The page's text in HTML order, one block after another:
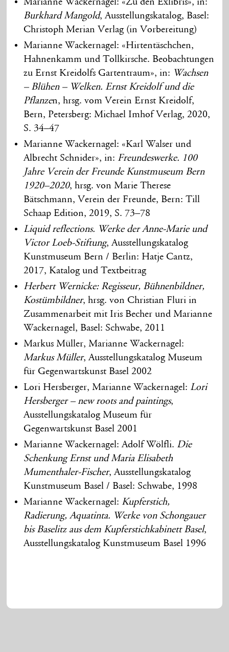
Burkhard Mangold, Ausstellungskatalog, Basel:
Christoph Merian Verlag (in Vorbereitung)
Marianne Wackernagel: «Hirtentäschchen,
Hahnenkamm und Tollkirsche. Beobachtungen
zu Ernst Kreidolfs Gartentraum», in: Wachsen
– Blühen – Welken. Ernst Kreidolf und die
Pflanzen, hrsg. vom Verein Ernst Kreidolf,
Bern, Petersberg: Michael Imhof Verlag, 2020,
S. 34–47
Marianne Wackernagel: «Karl Walser und
Albrecht Schnider», in: Freundeswerke. 100
Jahre Verein der Freunde Kunstmuseum Bern
1920–2020, hrsg. von Marie Therese
Bätschmann, Verein der Freunde, Bern: Till
Schaap Edition, 2019, S. 73–78
Liquid reflections. Werke der Anne-Marie und
Victor Loeb-Stiftung, Ausstellungskatalog
Kunstmuseum Bern / Berlin: Hatje Cantz,
2017, Katalog und Textbeitrag
Herbert Wernicke: Regisseur, Bühnenbildner,
Kostümbildner, hrsg. von Christian Fluri in
Zusammenarbeit mit Iris Becher und Marianne
Wackernagel, Basel: Schwabe, 2011
Markus Müller, Marianne Wackernagel:
Markus Müller, Ausstellungskatalog Museum
für Gegenwartskunst Basel 2002
Lori Hersberger, Marianne Wackernagel:Lori
Hersberger – new roots and paintings,
Ausstellungskatalog Museum für
Gegenwartskunst Basel 2001
Marianne Wackernagel: Adolf Wölfli. Die
Schenkung Ernst und Maria Elisabeth
Mumenthaler-Fischer, Ausstellungskatalog
Kunstmuseum Basel / Basel: Schwabe, 1998
Marianne Wackernagel: Kupferstich,
Radierung, Aquatinta. Werke von Schongauer
bis Baselitz aus dem Kupferstichkabinett Basel,
Ausstellungskatalog Kunstmuseum Basel 1996